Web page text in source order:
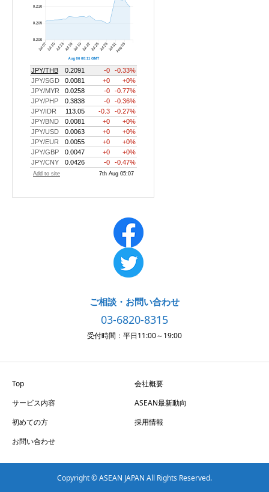
ご相談・お問い合わせ
03-6820-8315
受付時間：平日11:00～19:00
Top
会社概要
サービス内容
ASEAN最新動向
初めての方
採用情報
お問い合わせ
Copyright © ASEAN JAPAN All Rights Reserved.